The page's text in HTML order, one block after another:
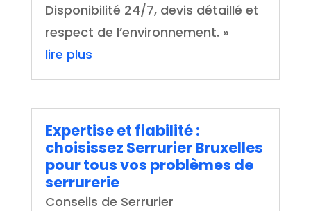
Disponibilité 24/7, devis détaillé et
respect de l’environnement. »
lire plus
Expertise et fiabilité :
choisissez Serrurier Bruxelles
pour tous vos problèmes de
serrurerie
Conseils de Serrurier